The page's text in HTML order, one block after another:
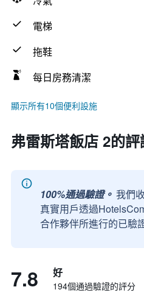
電梯
拖鞋
每日房務清潔
顯示所有10個便利設施
弗雷斯塔飯店 2的評
100%通過驗證。 我們
真實用戶透過
合作夥伴所進行的已驗
7.8 好
194個通過驗證的評分